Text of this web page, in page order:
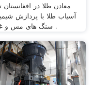
معادن طلا در افغانستان
آسیاب طلا با پردازش
سنگ های مس و غیره .